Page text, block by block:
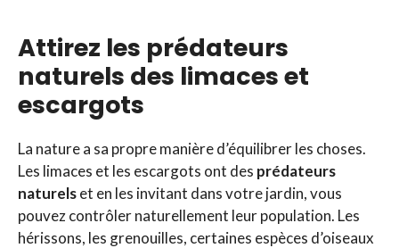
Attirez les prédateurs
naturels des limaces et
escargots
La nature a sa propre manière d’équilibrer les choses.
Les limaces et les escargots ont des prédateurs
naturelset en les invitant dans votre jardin, vous
pouvez contrôler naturellement leur population. Les
hérissons, les grenouilles, certaines espèces d’oiseaux